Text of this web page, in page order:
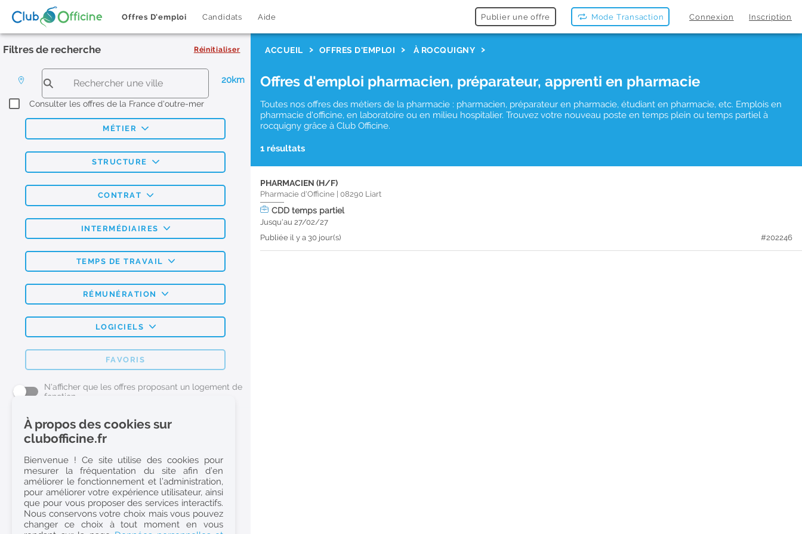
Offres D'emploi Candidats Aide Publier une offre Mode Transaction Connexion Inscription
Filtres de recherche Réinitialiser
20km
Consulter les offres de la France d'outre-mer
MÉTIER
STRUCTURE
CONTRAT
INTERMÉDIAIRES
TEMPS DE TRAVAIL
RÉMUNÉRATION
LOGICIELS
FAVORIS
N'afficher que les offres proposant un logement de
fonction
L'emploi Pharmacie par métier
Pharmacien (H/F)
Préparateur en Pharmacie (H/F)
Etudiant en Pharmacie (H/F)
Etudiant en Pharmacie 6e année validée (H/F)
Conseiller Dermo Cosmetique - Esthéticienne (H/F)
ACCUEIL OFFRES D'EMPLOI À ROCQUIGNY
Offres d'emploi pharmacien, préparateur, apprenti en pharmacie
Toutes nos offres des métiers de la pharmacie : pharmacien, préparateur en pharmacie, étudiant en pharmacie, etc. Emplois en
pharmacie d'officine, en laboratoire ou en milieu hospitalier. Trouvez votre nouveau poste en temps plein ou temps partiel à
rocquigny grâce à Club Officine.
1 résultats
PHARMACIEN (H/F)
Pharmacie d'Officine |08290 Liart
CDDtemps partiel
Jusqu'au 27/02/27
Publiée il y a 30 jour(s)
#202246
À propos des cookies sur
clubofficine.fr
Bienvenue ! Ce site utilise des cookies pour
mesurer la fréquentation du site afin d’en
améliorer le fonctionnement et l’administration,
pour améliorer votre expérience utilisateur, ainsi
que pour vous proposer des services interactifs.
Nous conservons votre choix mais vous pouvez
changer ce choix à tout moment en vous